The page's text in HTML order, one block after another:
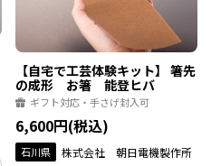
【自宅で工芸体験キット】 箸先
の成形 お箸 能登ヒバ
ギフト対応・手さげ封入可
6,600円(税込)
石川県 株式会社 朝日電機製作所